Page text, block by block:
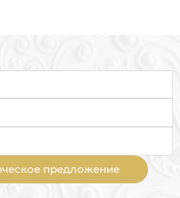
предложение